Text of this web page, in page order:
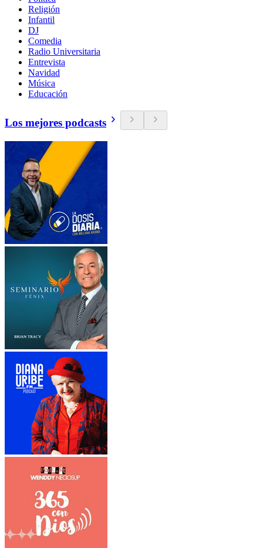
Religión
Infantil
DJ
Comedia
Radio Universitaria
Entrevista
Navidad
Música
Educación
Los mejores podcasts